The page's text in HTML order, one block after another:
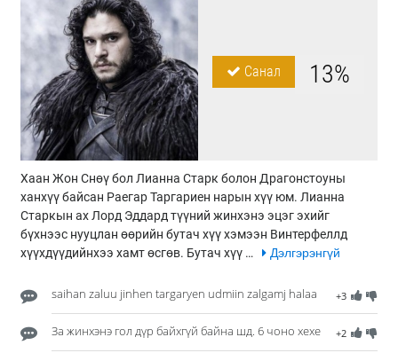
Санал 13%
Хаан Жон Снөү бол Лианна Старк болон Драгонстоуны
ханхүү байсан Раегар Таргариен нарын хүү юм. Лианна
Старкын ах Лорд Эддард түүний жинхэнэ эцэг эхийг
бүхнээс нууцлан өөрийн бутач хүү хэмээн Винтерфеллд
хүүхдүүдийнхээ хамт өсгөв. Бутач хүү …
Дэлгэрэнгүй
+3
saihan zaluu jinhen targaryen udmiin zalgamj halaa
+2
За жинхэнэ гол дүр байхгүй байна шд. 6 чоно хехе